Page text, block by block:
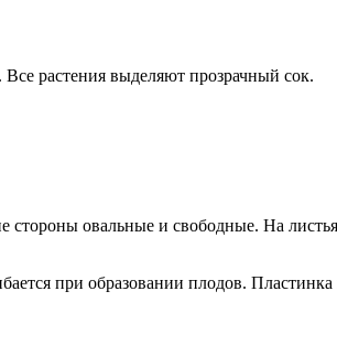
Все растения выделяют прозрачный сок.
овальные и свободные. На
при образовании плодов.